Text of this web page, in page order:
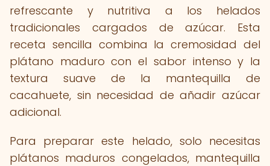
refrescante y nutritiva a los helados
tradicionales cargados de azúcar. Esta
receta sencilla combina la cremosidad del
plátano maduro con el sabor intenso y la
textura suave de la mantequilla de
cacahuete, sin necesidad de añadir azúcar
adicional.
Para preparar este helado, solo necesitas
plátanos maduros congelados, mantequilla